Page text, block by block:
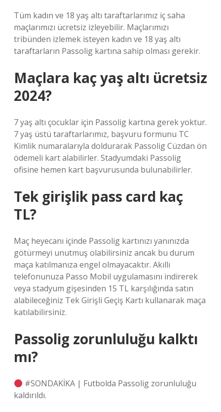
Tüm kadın ve 18 yaş altı taraftarlarımız iç saha
maçlarımızı ücretsiz izleyebilir. Maçlarımızı
tribünden izlemek isteyen kadın ve 18 yaş altı
taraftarların Passolig kartına sahip olması gerekir.
Maçlara kaç yaş altı ücretsiz
2024?
7 yaş altı çocuklar için Passolig kartına gerek yoktur.
7 yaş üstü taraftarlarımız, başvuru formunu TC
Kimlik numaralarıyla doldurarak Passolig Cüzdan ön
ödemeli kart alabilirler. Stadyumdaki Passolig
ofisine hemen kart başvurusunda bulunabilirler.
Tek girişlik pass card kaç
TL?
Maç heyecanı içinde Passolig kartınızı yanınızda
götürmeyi unutmuş olabilirsiniz ancak bu durum
maça katılmanıza engel olmayacaktır. Akıllı
telefonunuza Passo Mobil uygulamasını indirerek
veya stadyum gişesinden 15 TL karşılığında satın
alabileceğiniz Tek Girişli Geçiş Kartı kullanarak maça
katılabilirsiniz.
Passolig zorunluluğu kalktı
mı?
#SONDAKİKA | Futbolda Passolig zorunluluğu
kaldırıldı.